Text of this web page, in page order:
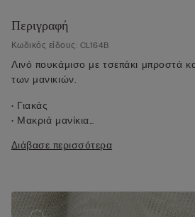
Περιγραφή
Κωδικός είδους: CL164B
Λινό πουκάμισο με τσεπάκι μπροστά
των μανικιών.
• Γιακάς
• Μακριά μανίκια
• Ωμίτης και πιέτα στην πλάτη
• Το μοντέλο έχει ύψος 175 εκ. και
Διάβασε περισσότερα